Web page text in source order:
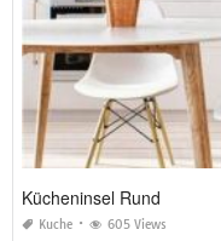
Kücheninsel Rund
Kuche 605 Views